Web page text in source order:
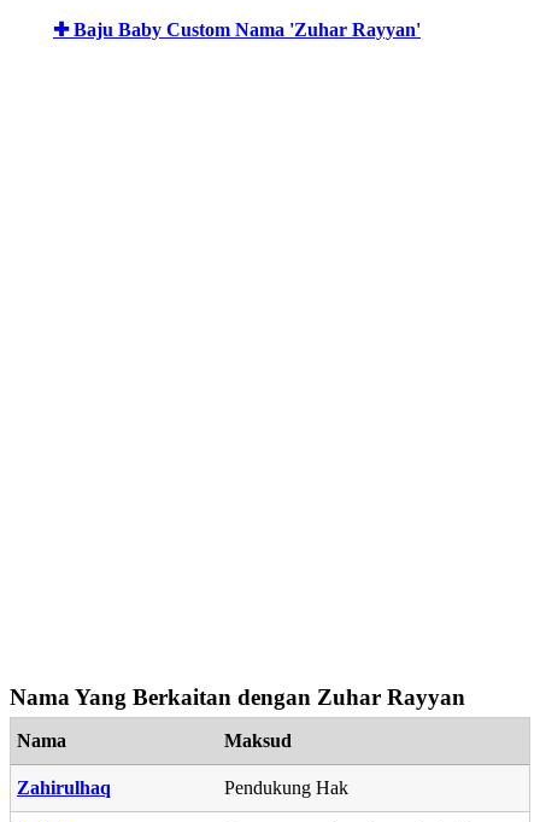
✚ Baju Baby Custom Nama 'Zuhar Rayyan'
Nama Yang Berkaitan dengan Zuhar Rayyan
Nama Maksud
Zahirulhaq Pendukung Hak